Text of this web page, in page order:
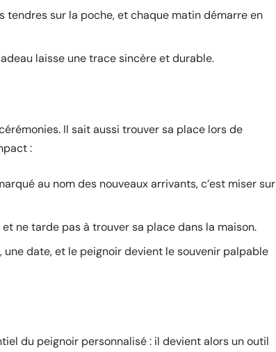
tendres sur la poche, et chaque matin démarre en
laisse une trace sincère et durable.
Il sait aussi trouver sa place lors de
:
au nom des nouveaux arrivants, c’est miser sur
ne tarde pas à trouver sa place dans la maison.
une date, et le peignoir devient le souvenir palpable
du peignoir personnalisé : il devient alors un outil